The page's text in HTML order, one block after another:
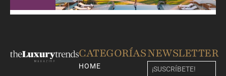
CATEGORÍAS
HOME
NEWSLETTER